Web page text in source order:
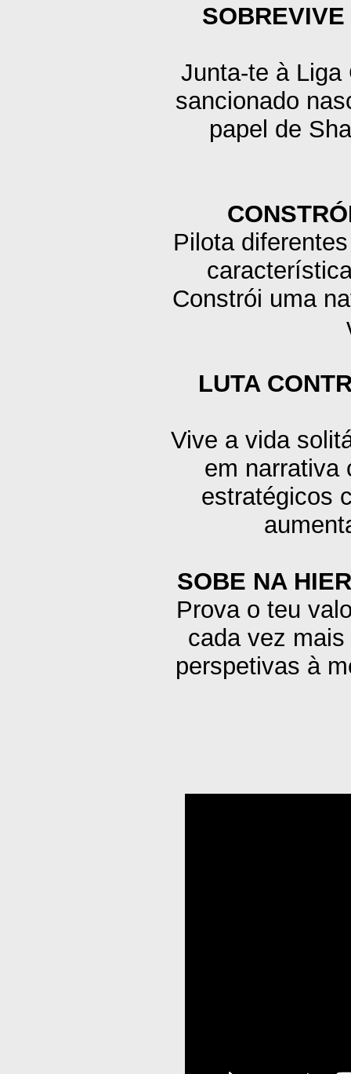
Junta-te à Liga
sancionado
papel de
Pilota
Constrói uma
LUTA
Vive a vida
em narrativa
estratégicos
SOBE NA
Prova o teu
cada vez
perspetivas à